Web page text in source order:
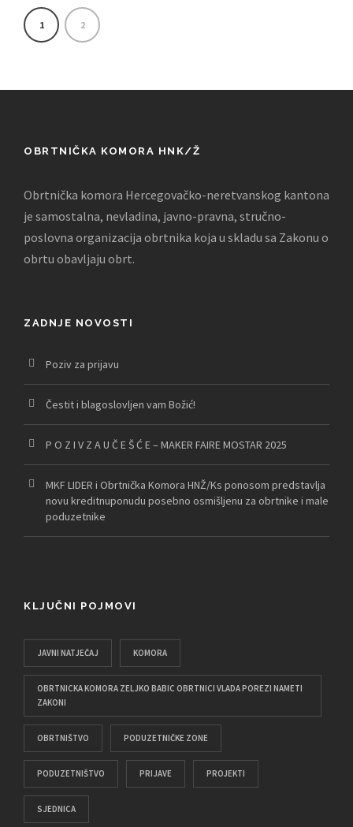
1 2
OBRTNIČKA KOMORA HNK/Ž
Obrtnička komora Hercegovačko-neretvanskog kantona
je samostalna, nevladina, javno-pravna, stručno-
poslovna organizacija obrtnika koja u skladu sa Zakonu o
obrtu obavljaju obrt.
ZADNJE NOVOSTI
Poziv za prijavu
Čestit i blagoslovljen vam Božić!
P O Z I V Z A U Č E Š Ć E – MAKER FAIRE MOSTAR 2025
MKF LIDER i Obrtnička Komora HNŽ/Ks ponosom predstavlja
novu kreditnuponudu posebno osmišljenu za obrtnike i male
poduzetnike
KLJUČNI POJMOVI
JAVNI NATJEČAJ KOMORA
OBRTNICKA KOMORA ZELJKO BABIC OBRTNICI VLADA POREZI NAMETI
ZAKONI
OBRTNIŠTVO PODUZETNIČKE ZONE
PODUZETNIŠTVO PRIJAVE PROJEKTI
SJEDNICA